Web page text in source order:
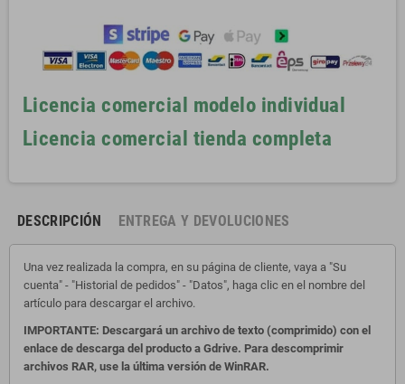
Licencia comercial modelo individual
Licencia comercial tienda completa
DESCRIPCIÓN ENTREGA Y DEVOLUCIONES
Una vez realizada la compra, en su página de cliente, vaya a "Su
cuenta" - "Historial de pedidos" - "Datos", haga clic en el nombre del
artículo para descargar el archivo.
IMPORTANTE: Descargará un archivo de texto (comprimido) con el
enlace de descarga del producto a Gdrive. Para descomprimir
archivos RAR, use la última versión de WinRAR.